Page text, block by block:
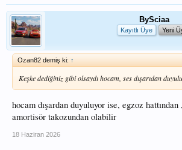
BySciaa
Kayıtlı Üye Yeni
Ozan82 demiş ki: ↑
Keşke dediğiniz gibi olsaydı hocam, ses dışarıdan
hocam dışardan duyuluyor ise, egzoz
amortisör takozundan olabilir
18 Haziran 2026